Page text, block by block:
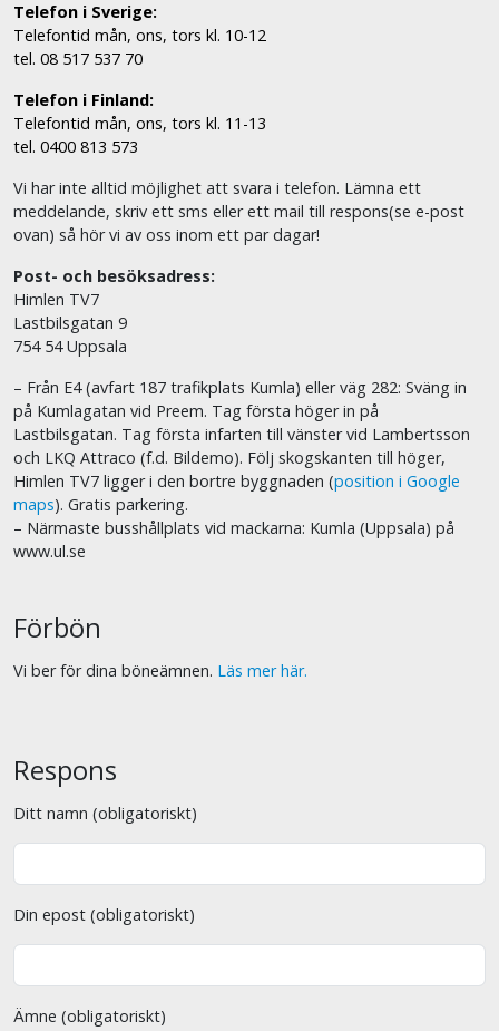
Telefon i Sverige:
Telefontid mån, ons, tors kl. 10-12
tel. 08 517 537 70
Telefon i Finland:
Telefontid mån, ons, tors kl. 11-13
tel. 0400 813 573
Vi har inte alltid möjlighet att svara i telefon. Lämna ett
meddelande, skriv ett sms eller ett mail till respons(se e-post
ovan) så hör vi av oss inom ett par dagar!
Post- och besöksadress:
Himlen TV7
Lastbilsgatan 9
754 54 Uppsala
– Från E4 (avfart 187 trafikplats Kumla) eller väg 282: Sväng in
på Kumlagatan vid Preem. Tag första höger in på
Lastbilsgatan. Tag första infarten till vänster vid Lambertsson
och LKQ Attraco (f.d. Bildemo). Följ skogskanten till höger,
Himlen TV7 ligger i den bortre byggnaden (position i Google
maps). Gratis parkering.
– Närmaste busshållplats vid mackarna: Kumla (Uppsala) på
www.ul.se
Förbön
Vi ber för dina böneämnen. Läs mer här.
Respons
Ditt namn (obligatoriskt)
Din epost (obligatoriskt)
Ämne (obligatoriskt)